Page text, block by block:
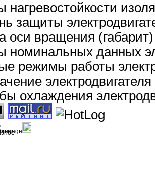
нагревостойкости
защиты
оси вращения (габарит)
номинальных данных
режимы работы
электродвигателя
охлаждения